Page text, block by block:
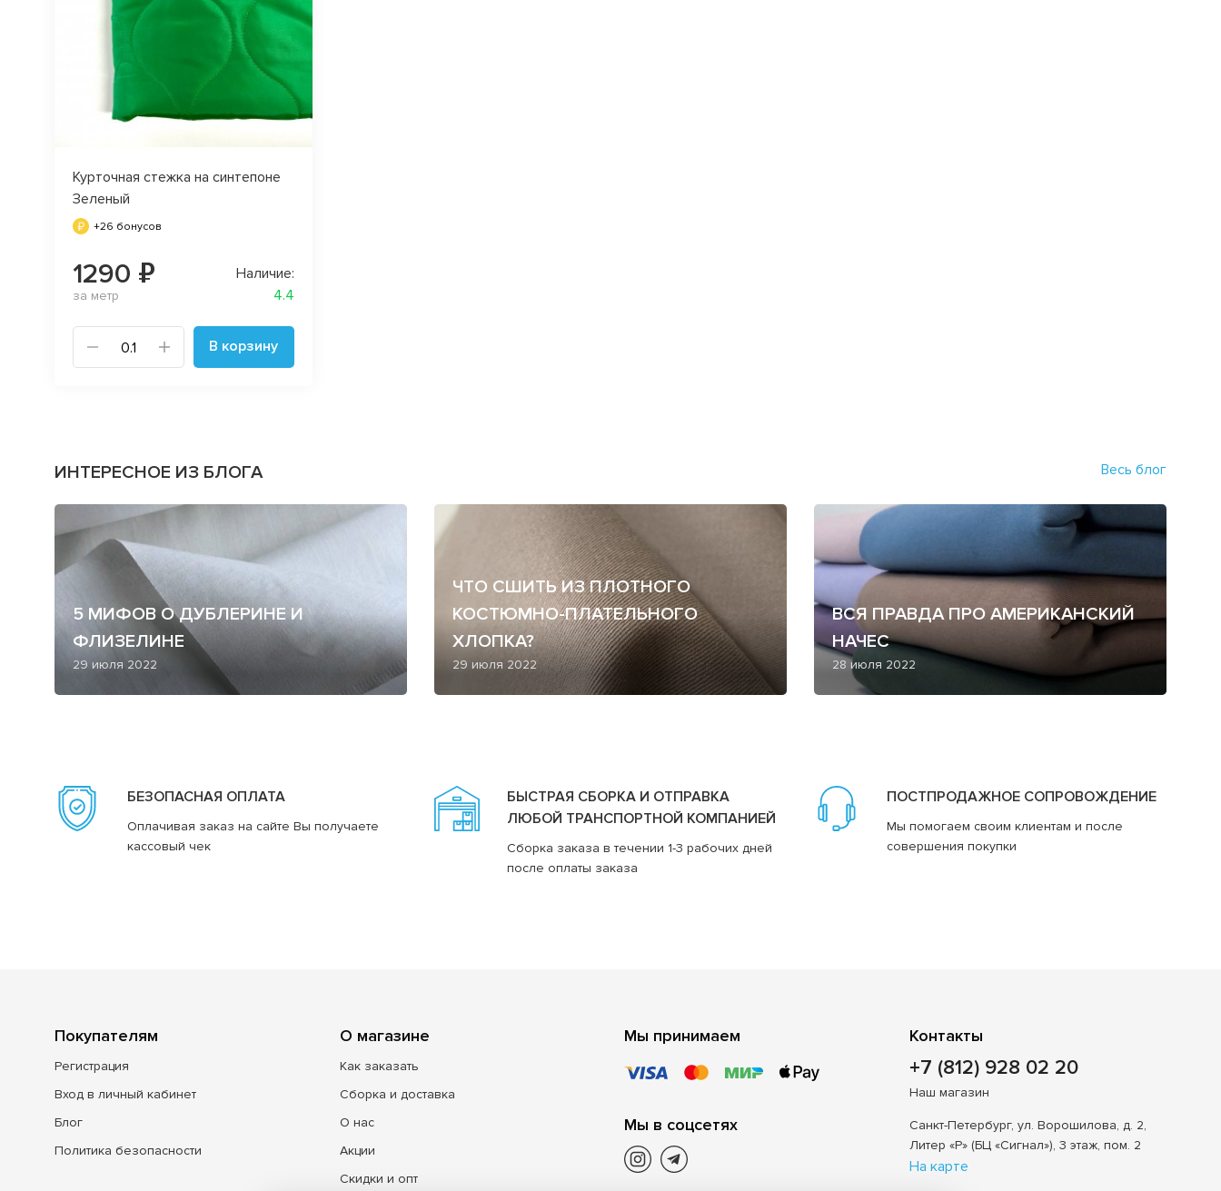
Курточная стежка на синтепоне
Зеленый
+26 бонусов
1290 ₽
за метр
Наличие:
4.4
В корзину
ИНТЕРЕСНОЕ ИЗ БЛОГА Весь блог
5 МИФОВ О ДУБЛЕРИНЕ И
ФЛИЗЕЛИНЕ
29 июля 2022
ЧТО СШИТЬ ИЗ ПЛОТНОГО
КОСТЮМНО-ПЛАТЕЛЬНОГО
ХЛОПКА?
29 июля 2022
ВСЯ ПРАВДА ПРО АМЕРИКАНСКИЙ
НАЧЕС
28 июля 2022
БЕЗОПАСНАЯ ОПЛАТА
Оплачивая заказ на сайте Вы получаете
кассовый чек
БЫСТРАЯ СБОРКА И ОТПРАВКА
ЛЮБОЙ ТРАНСПОРТНОЙ КОМПАНИЕЙ
Сборка заказа в течении 1-3 рабочих дней
после оплаты заказа
ПОСТПРОДАЖНОЕ СОПРОВОЖДЕНИЕ
Мы помогаем своим клиентам и после
совершения покупки
Покупателям
Регистрация
Вход в личный кабинет
Блог
Политика безопасности
О магазине
Как заказать
Сборка и доставка
О нас
Акции
Скидки и опт
Мы принимаем
Мы в соцсетях
Контакты
+7 (812) 928 02 20
Наш магазин
Санкт-Петербург, ул. Ворошилова, д. 2,
Литер «Р» (БЦ «Сигнал»), 3 этаж, пом. 2
На карте